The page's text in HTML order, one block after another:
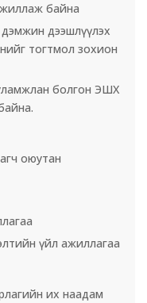
байна
дээшлүүлэх
тогтмол зохион
болгон ЭШХ
оюутан
үйл ажиллагаа
их наадам